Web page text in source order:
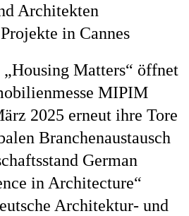
Architekten
in Cannes
Matters“ öffnet
MIPIM
2025 erneut ihre Tore
Branchenaustausch
German
in Architecture“
Architektur- und